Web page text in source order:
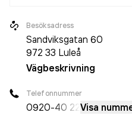
Besöksadress
Sandviksgatan 60
972 33 Luleå
Vägbeskrivning
Telefonnummer
0920-40 22 Visa